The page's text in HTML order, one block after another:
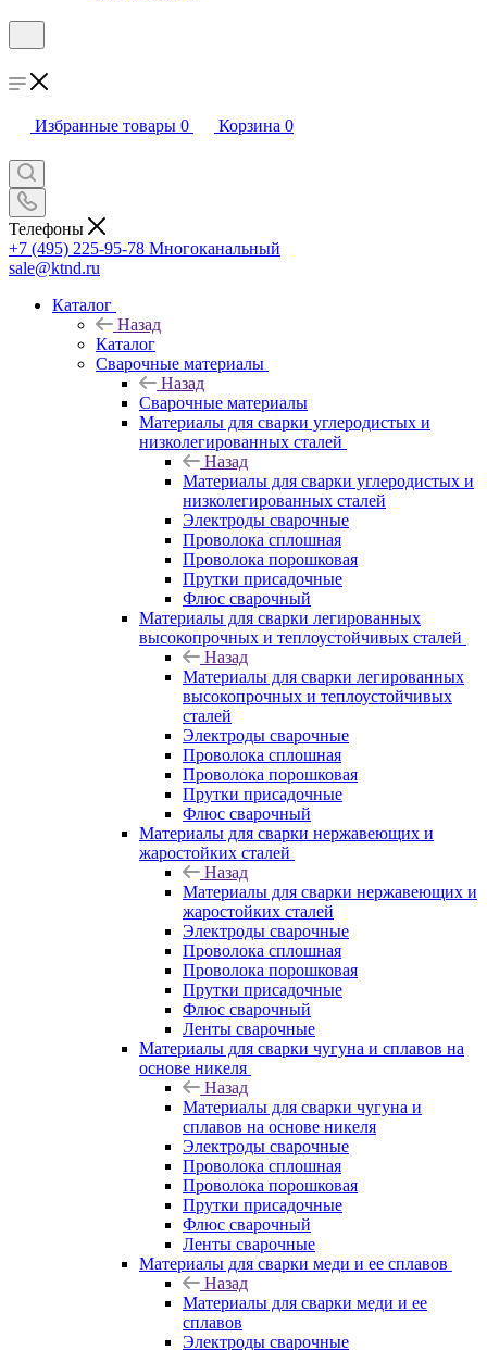
Избранные товары 0 Корзина 0
Телефоны
+7 (495) 225-95-78 Многоканальный
sale@ktnd.ru
Каталог
Назад
Каталог
Сварочные материалы
Назад
Сварочные материалы
Материалы для сварки углеродистых и
низколегированных сталей
Назад
Материалы для сварки углеродистых и
низколегированных сталей
Электроды сварочные
Проволока сплошная
Проволока порошковая
Прутки присадочные
Флюс сварочный
Материалы для сварки легированных
высокопрочных и теплоустойчивых сталей
Назад
Материалы для сварки легированных
высокопрочных и теплоустойчивых
сталей
Электроды сварочные
Проволока сплошная
Проволока порошковая
Прутки присадочные
Флюс сварочный
Материалы для сварки нержавеющих и
жаростойких сталей
Назад
Материалы для сварки нержавеющих и
жаростойких сталей
Электроды сварочные
Проволока сплошная
Проволока порошковая
Прутки присадочные
Флюс сварочный
Ленты сварочные
Материалы для сварки чугуна и сплавов на
основе никеля
Назад
Материалы для сварки чугуна и
сплавов на основе никеля
Электроды сварочные
Проволока сплошная
Проволока порошковая
Прутки присадочные
Флюс сварочный
Ленты сварочные
Материалы для сварки меди и ее сплавов
Назад
Материалы для сварки меди и ее
сплавов
Электроды сварочные